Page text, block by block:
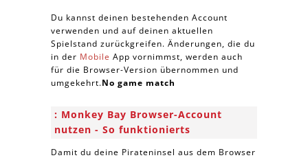
Du kannst deinen bestehenden Account
verwenden und auf deinen aktuellen
Spielstand zurückgreifen. Änderungen, die du
in der Mobile App vornimmst, werden auch
für die Browser-Version übernommen und
umgekehrt.No game match
Monkey Bay Browser-Account
nutzen - So funktionierts
Damit du deine Pirateninsel aus dem Browser